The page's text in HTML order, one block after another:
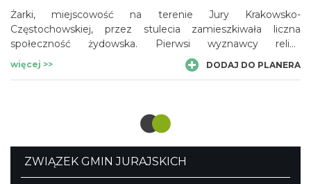
Żarki, miejscowość na terenie Jury Krakowsko-
Częstochowskiej, przez stulecia zamieszkiwała liczna
społeczność żydowska. Pierwsi wyznawcy religii
mojżeszowej mieli tutaj przybyć już w czasach
średniowiecznych. Pozostały po nich jedynie pamięć oraz
pierwszej połowy XIX wieku. Zdobią je inskrypcje oraz
rzadko spotykane wyobrażenia symboliczne.
więcej >> DODAJ DO PLANERA
ZWIĄZEK GMIN JURAJSKICH